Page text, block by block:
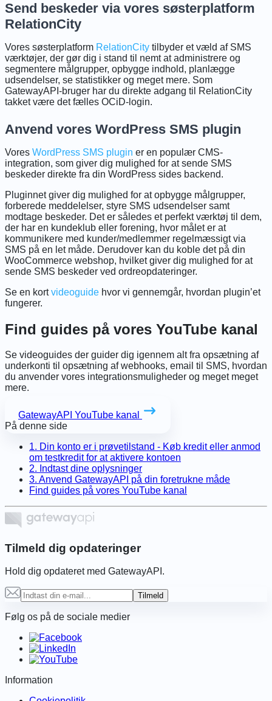
Send beskeder via vores søsterplatform
RelationCity
Vores søsterplatform RelationCity tilbyder et væld af SMS
værktøjer, der gør dig i stand til nemt at administrere og
segmentere målgrupper, opbygge indhold, planlægge
udsendelser, se statistikker og meget mere. Som
GatewayAPI-bruger har du direkte adgang til RelationCity
takket være det fælles OCiD-login.
Anvend vores WordPress SMS plugin
Vores WordPress SMS plugin er en populær CMS-
integration, som giver dig mulighed for at sende SMS
beskeder direkte fra din WordPress sides backend.
Pluginnet giver dig mulighed for at opbygge målgrupper,
forberede meddelelser, styre SMS udsendelser samt
modtage beskeder. Det er således et perfekt værktøj til dem,
der har en kundeklub eller forening, hvor målet er at
kommunikere med kunder/medlemmer regelmæssigt via
SMS på en let måde. Derudover kan du koble det på din
WooCommerce webshop, hvilket giver dig mulighed for at
sende SMS beskeder ved ordreopdateringer.
Se en kortvideoguide hvor vi gennemgår, hvordan plugin’et
fungerer.
Find guides på vores YouTube kanal
Se videoguides der guider dig igennem alt fra opsætning af
underkonti til opsætning af webhooks, email til SMS, hvordan
du anvender vores integrationsmuligheder og meget meget
mere.
GatewayAPI YouTube kanal
På denne side
1. Din konto er i prøvetilstand - Køb kredit eller anmod
om testkredit for at aktivere kontoen
2. Indtast dine oplysninger
3. Anvend GatewayAPI på din foretrukne måde
Find guides på vores YouTube kanal
Tilmeld dig opdateringer
Hold dig opdateret med GatewayAPI.
Tilmeld
Følg os på de sociale medier
Information